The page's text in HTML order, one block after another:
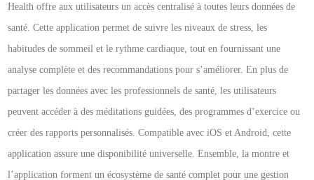
Health offre aux utilisateurs un accès centralisé à toutes leurs données de
santé. Cette application permet de suivre les niveaux de stress, les
habitudes de sommeil et le rythme cardiaque, tout en fournissant une
analyse complète et des recommandations pour s’améliorer. En plus de
partager les données avec les professionnels de santé, les utilisateurs
peuvent accéder à des méditations guidées, des programmes d’exercice ou
créer des rapports personnalisés. Compatible avec iOS et Android, cette
application assure une disponibilité universelle. Ensemble, la montre et
l’application forment un écosystème de santé complet pour une gestion